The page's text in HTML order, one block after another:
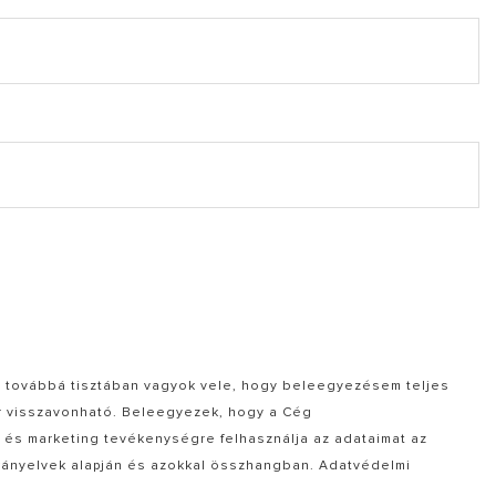
tisztában vagyok vele, hogy beleegyezésem teljes
Beleegyezek, hogy a Cég
marketing tevékenységre felhasználja az adataimat az
alapján és azokkal összhangban. Adatvédelmi